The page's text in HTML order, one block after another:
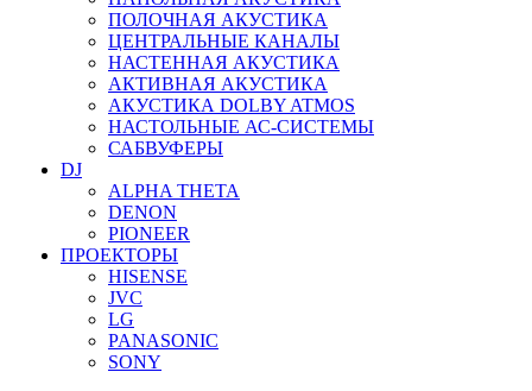
ПОЛОЧНАЯ АКУСТИКА
ЦЕНТРАЛЬНЫЕ КАНАЛЫ
НАСТЕННАЯ АКУСТИКА
АКТИВНАЯ АКУСТИКА
АКУСТИКА DOLBY ATMOS
НАСТОЛЬНЫЕ АС-СИСТЕМЫ
САБВУФЕРЫ
DJ
ALPHA THETA
DENON
PIONEER
ПРОЕКТОРЫ
HISENSE
JVC
LG
PANASONIC
SONY